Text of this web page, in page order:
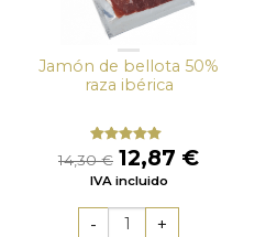
Jamón de bellota 50%
raza ibérica
Valorado
con
5.00de
5
14,30€ El
precio
era:
12,87 €El
IVA incluido